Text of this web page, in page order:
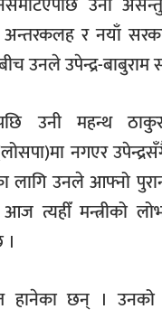
अन्तरकलह र नयाँ
उनले उपेन्द्र-
उनी महन्थ
नगएर
लागि उनले आफ्नो
त्यहीँ मन्त्रीको
हानेका छन् । उनको